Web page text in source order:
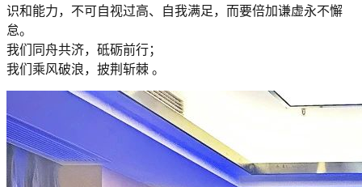
识和能力，不可自视过高、自我满足，而要倍加谦虚永不懈
怠。
我们同舟共济，砥砺前行；
我们乘风破浪，披荆斩棘 。